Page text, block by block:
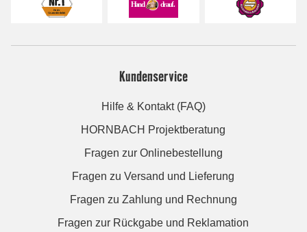
Kundenservice
Hilfe & Kontakt (FAQ)
HORNBACH Projektberatung
Fragen zur Onlinebestellung
Fragen zu Versand und Lieferung
Fragen zu Zahlung und Rechnung
Fragen zur Rückgabe und Reklamation